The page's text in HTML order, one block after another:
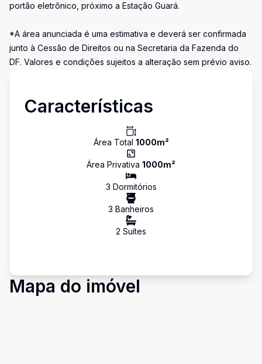
portão eletrônico, próximo a Estação Guará.
*A área anunciada é uma estimativa e deverá ser confirmada
junto à Cessão de Direitos ou na Secretaria da Fazenda do
DF. Valores e condições sujeitos a alteração sem prévio aviso.
Características
Área Total 1000m²
Área Privativa 1000m²
3 Dormitórios
3 Banheiros
2 Suítes
Mapa do imóvel